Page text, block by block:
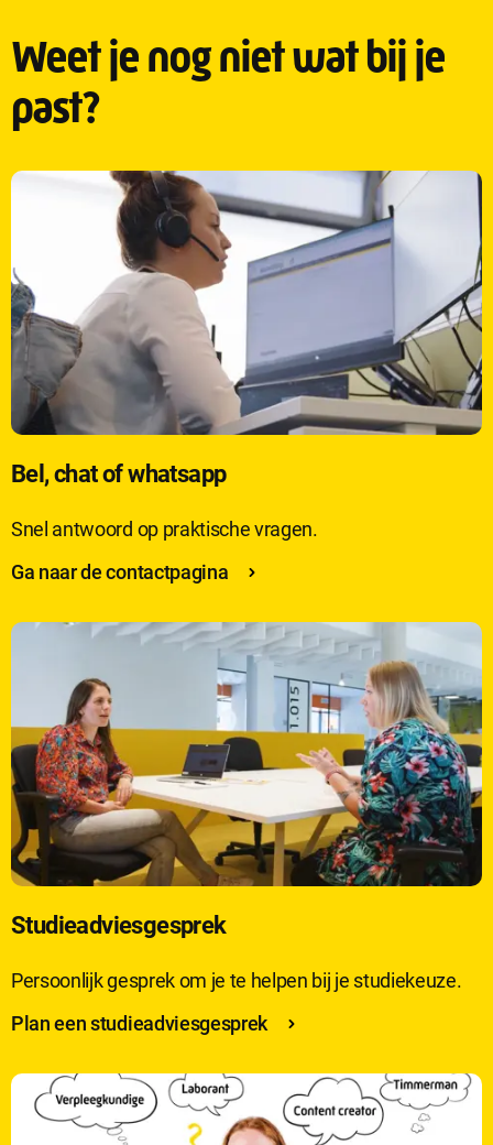
Weet je nog niet wat bij je
past?
Bel, chat of whatsapp
Snel antwoord op praktische vragen.
Ga naar de contactpagina
Studieadviesgesprek
Persoonlijk gesprek om je te helpen bij je studiekeuze.
Plan een studieadviesgesprek